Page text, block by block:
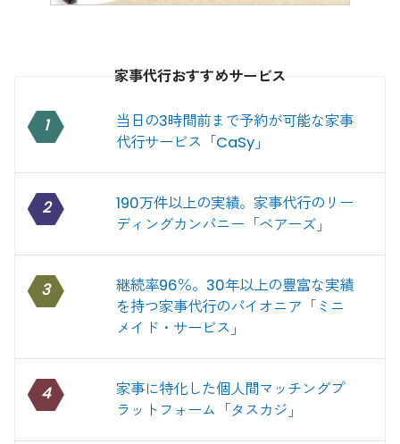
家事代行おすすめサービス
1
当日の3時間前まで予約が可能な家事
代行サービス「CaSy」
2
190万件以上の実績。家事代行のリー
ディングカンパニー「ベアーズ」
3
継続率96％。30年以上の豊富な実績
を持つ家事代行のパイオニア「ミニ
メイド・サービス」
4
家事に特化した個人間マッチングプ
ラットフォーム「タスカジ」